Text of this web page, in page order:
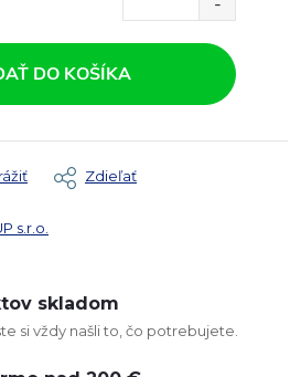
DO KOŠÍKA
Zdieľať
s.r.o.
skladom
si vždy našli to, čo potrebujete.